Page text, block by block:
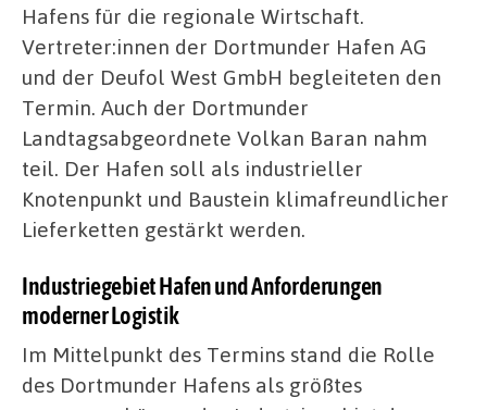
Hafens für die regionale Wirtschaft.
Vertreter:innen der Dortmunder Hafen AG
und der Deufol West GmbH begleiteten den
Termin. Auch der Dortmunder
Landtagsabgeordnete Volkan Baran nahm
teil. Der Hafen soll als industrieller
Knotenpunkt und Baustein klimafreundlicher
Lieferketten gestärkt werden.
Industriegebiet Hafen und Anforderungen
moderner Logistik
Im Mittelpunkt des Termins stand die Rolle
des Dortmunder Hafens als größtes